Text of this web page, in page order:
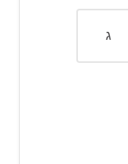
בשורה
ג